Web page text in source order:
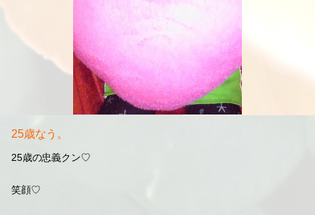
25歳なう。
25歳の忠義クン♡
笑顔♡